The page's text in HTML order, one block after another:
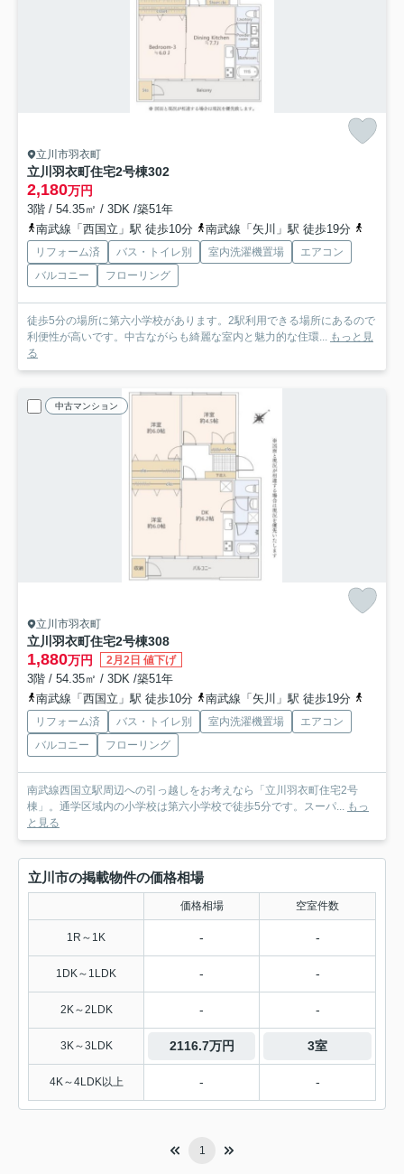
立川市羽衣町
立川羽衣町住宅2号棟302
2,180万円
3階 / 54.35㎡ / 3DK /築51年
南武線「西国立」駅 徒歩10分
南武線「矢川」駅 徒歩19分
リフォーム済 バス・トイレ別 室内洗濯機置場
エアコン
バルコニー
フローリング
徒歩5分の場所に第六小学校があります。2駅利用できる場所にあるので
利便性が高いです。中古ながらも綺麗な室内と魅力的な住環... もっと見
る
中古マンション
立川市羽衣町
立川羽衣町住宅2号棟308
1,880万円 2月2日 値下げ
3階 / 54.35㎡ / 3DK /築51年
南武線「西国立」駅 徒歩10分
南武線「矢川」駅 徒歩19分
リフォーム済 バス・トイレ別 室内洗濯機置場
エアコン
バルコニー
フローリング
南武線西国立駅周辺への引っ越しをお考えなら「立川羽衣町住宅2号
棟」。通学区域内の小学校は第六小学校で徒歩5分です。スーパ... もっ
と見る
立川市の掲載物件の価格相場
価格相場 空室件数
1R～1K - -
1DK～1LDK - -
2K～2LDK - -
3K～3LDK 2116.7万円 3室
4K～4LDK以上 - -
1